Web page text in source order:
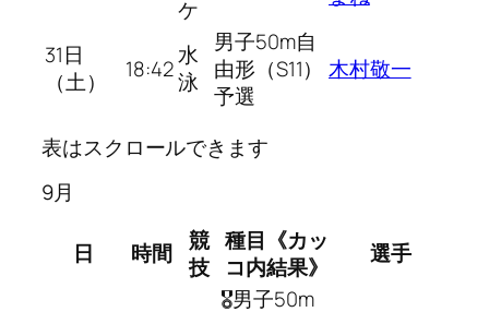
ケ
31日
（土）
18:42水
泳
男子50m自
由形（S11）
予選
木村敬一
表はスクロールできます
9月
日 時間 競
技
種目《カッ
コ内結果》
選手
🎖男子50m